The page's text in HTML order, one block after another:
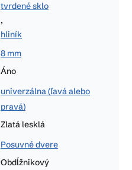
tvrdené sklo
,
hliník
8 mm
Áno
univerzálna (ľavá alebo
pravá)
Zlatá lesklá
Posuvné dvere
Obdĺžnikový